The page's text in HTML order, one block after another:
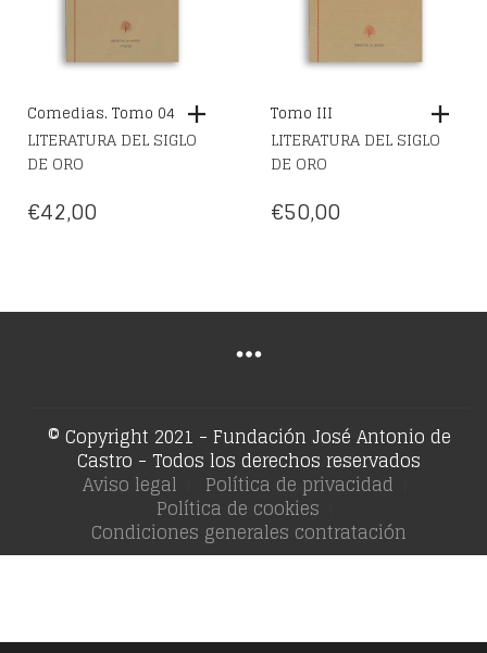
Comedias. Tomo 04
LITERATURA DEL SIGLO
DE ORO
€42,00
Tomo III
LITERATURA DEL SIGLO
DE ORO
€50,00
© Copyright 2021 - Fundación José Antonio de
Castro - Todos los derechos reservados
Aviso legal Política de privacidad
Política de cookies
Condiciones generales contratación